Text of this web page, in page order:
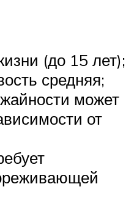
(до 15 лет);
средняя;
может
от